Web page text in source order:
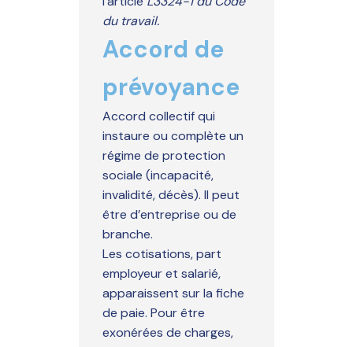
du travail.
Accord de
prévoyance
Accord collectif qui
instaure ou complète un
régime de protection
sociale (incapacité,
invalidité, décès). Il peut
être d’entreprise ou de
branche.
Les cotisations, part
employeur et salarié,
apparaissent sur la fiche
de paie. Pour être
exonérées de charges,